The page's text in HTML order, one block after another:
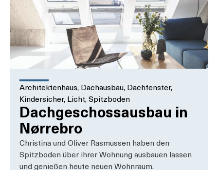
Architektenhaus, Dachausbau, Dachfenster,
Kindersicher, Licht, Spitzboden
Dachgeschossausbau in
Nørrebro
Christina und Oliver Rasmussen haben den
Spitzboden über ihrer Wohnung ausbauen lassen
und genießen heute neuen Wohnraum.